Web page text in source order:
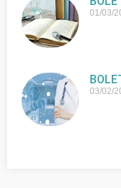
01/03/
03/02/